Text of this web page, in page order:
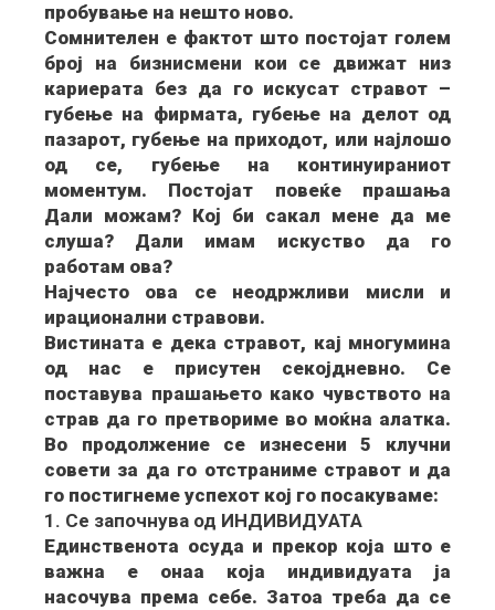
пробување на нешто ново.
Сомнителен е фактот што постојат голем
број на бизнисмени кои се движат низ
кариерата без да го искусат стравот –
губење на фирмата, губење на делот од
пазарот, губење на приходот, или најлошо
од се, губење на континуираниот
моментум. Постојат повеќе прашања
Дали можам? Коj би сакал мене да ме
слуша? Дали имам искуство да го
работам ова?
Најчесто ова се неодржливи мисли и
ирационални стравови.
Вистината е дека стравот, кај многумина
од нас е присутен секојдневно. Се
поставува прашањето како чувството на
страв да го претвориме во моќна алатка.
Во продолжение се изнесени 5 клучни
совети за да го отстраниме стравот и да
го постигнеме успехот кој го посакуваме:
1. Се започнува од ИНДИВИДУАТА
Единственота осуда и прекор која што е
важна е онаа која индивидуата ја
насочува према себе. Затоа треба да се